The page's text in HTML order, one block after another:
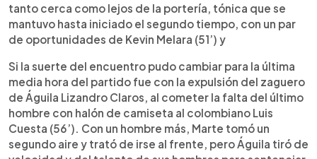
tanto cerca como lejos de la portería, tónica que se
mantuvo hasta iniciado el segundo tiempo, con un par
de oportunidades de Kevin Melara (51’) y
Si la suerte del encuentro pudo cambiar para la última
media hora del partido fue con la expulsión del zaguero
de Águila Lizandro Claros, al cometer la falta del último
hombre con halón de camiseta al colombiano Luis
Cuesta (56’). Con un hombre más, Marte tomó un
segundo aire y trató de irse al frente, pero Águila tiró de